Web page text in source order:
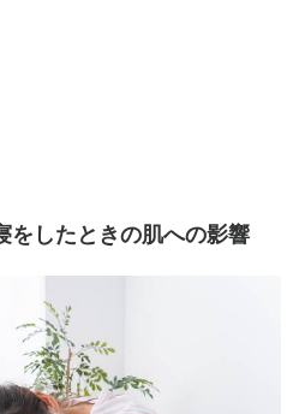
をしたときの肌への影響